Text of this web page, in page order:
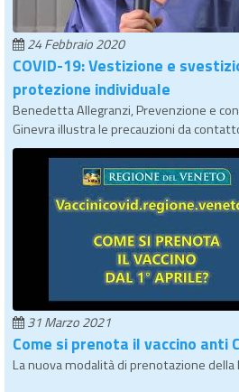
24 Febbraio 2020
COVID-19: Vestizione e
protezione individuale
Benedetta Allegranzi, Prevenzione e
Ginevra illustra le precauzioni da
31 Marzo 2021
Come si prenota il vaccino anti
La nuova modalità di prenotazione della